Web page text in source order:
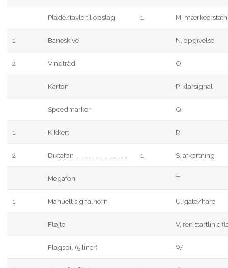
Plade/tavle til opslag 1 M,
1 Baneskive N, opgivelse
2 Vindtråd O
Karton P, klarsignal
Speedmarker Q
1 Kikkert R
2 Diktafon_______________ 1 S, afkortning
Megafon T
1 Manuelt signalhorn U, gate/hare
Fløjte V, ren startlinie
Flagspil (5 liner) W